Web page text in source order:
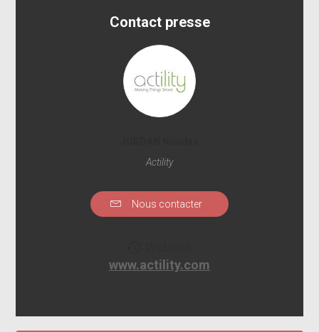
Contact presse
Actility
Nous contacter
www.actility.com